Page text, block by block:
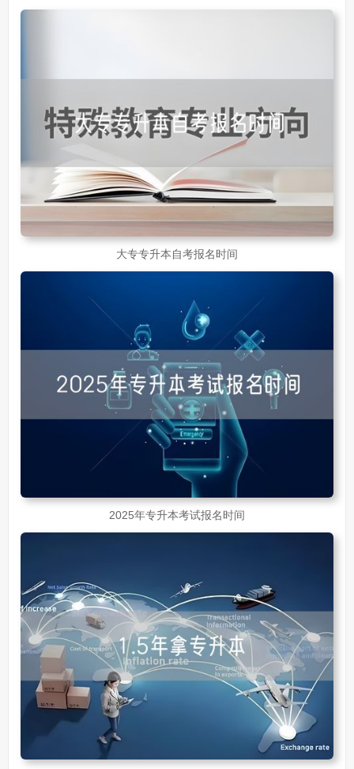
大专专升本自考报名时间
2025年专升本考试报名时间